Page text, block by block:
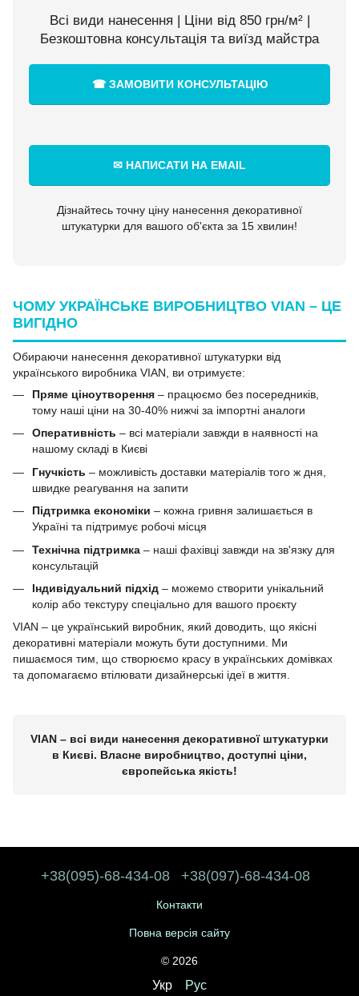
Всі види нанесення | Ціни від 850 грн/м² |
Безкоштовна консультація та виїзд майстра
☎ ЗАМОВИТИ КОНСУЛЬТАЦІЮ
✉ НАПИСАТИ НА EMAIL
Дізнайтесь точну ціну нанесення декоративної
штукатурки для вашого об'єкта за 15 хвилин!
ЧОМУ УКРАЇНСЬКЕ ВИРОБНИЦТВО VIAN – ЦЕ
ВИГІДНО
Обираючи нанесення декоративної штукатурки від
українського виробника VIAN, ви отримуєте:
Пряме ціноутворення – працюємо без посередників,
тому наші ціни на 30-40% нижчі за імпортні аналоги
Оперативність – всі матеріали завжди в наявності на
нашому складі в Києві
Гнучкість – можливість доставки матеріалів того ж дня,
швидке реагування на запити
Підтримка економіки – кожна гривня залишається в
Україні та підтримує робочі місця
Технічна підтримка – наші фахівці завжди на зв'язку для
консультацій
Індивідуальний підхід – можемо створити унікальний
колір або текстуру спеціально для вашого проєкту
VIAN – це український виробник, який доводить, що якісні
декоративні матеріали можуть бути доступними. Ми
пишаємося тим, що створюємо красу в українських домівках
та допомагаємо втілювати дизайнерські ідеї в життя.
VIAN – всі види нанесення декоративної штукатурки
в Києві. Власне виробництво, доступні ціни,
європейська якість!
+38(095)-68-434-08 +38(097)-68-434-08
Контакти
Повна версія сайту
© 2026
Укр Рус